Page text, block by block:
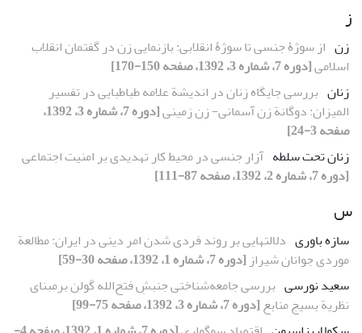
ز
زن از سوژۀ جنسی تا سوژۀ انقلابی: بازنمایی زن در گفتمان انقلاب
اسلامی[دوره 7، شماره 3، 1392، صفحه 150-170]
زنان بررسی جایگاه زنان در اندیشة علامه طباطبایی در تفسیر
المیزان: دوگانة زن آسمانی- زن زمینی
[دوره 7، شماره 3، 1392،
صفحه 3-24]
زنان تحت سلطه آزار جنسی در محیط کار تهدیدی بر امنیت اجتماعی
[دوره 7، شماره 2، 1392، صفحه 87-111]
س
سازه باوری دلالتهایی بر روند فردی شدن امر دینی در ایران: مطالعة
موردی جوانان شیراز [دوره 7، شماره 1، 1392، صفحه 30-59]
سعید نورسی بررسی جامعه‌شناختی جنبشِ فتح‌الله گولن برمبنای
نظریة بسیج منابع[دوره 7، شماره 3، 1392، صفحه 75-99]